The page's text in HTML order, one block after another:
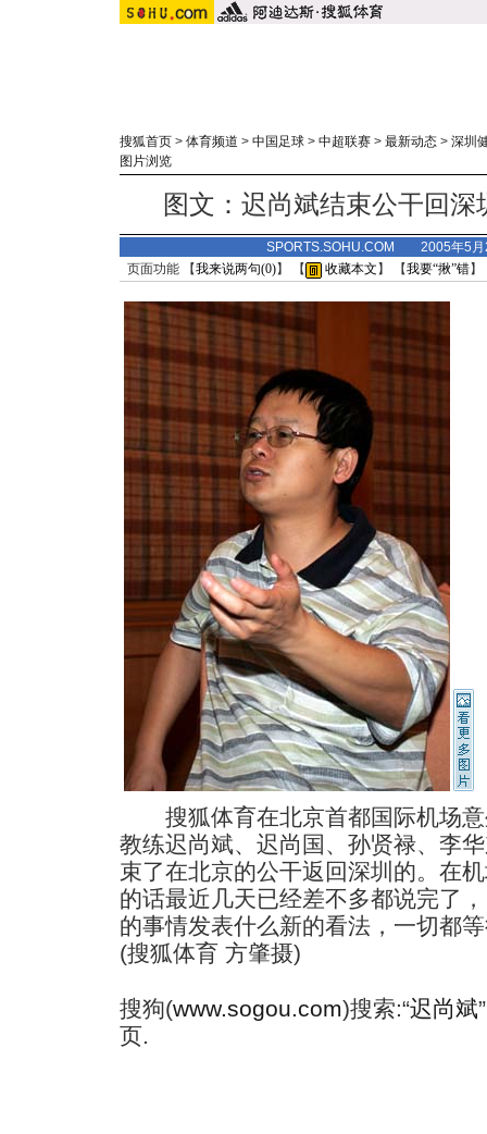
搜狐首页 > 体育频道 > 中国足球 > 中超联赛 > 最新动态 > 深圳
图片浏览
图文：迟尚斌结束公干回
SPORTS.SOHU.COM 2005年5
页面功能 【我来说两句(0)】 【 收藏本文 】 【我要“揪”错】
搜狐体育在北京首都国际机场意
教练迟尚斌、迟尚国、孙贤禄、李
束了在北京的公干返回深圳的。在
的话最近几天已经差不多都说完了
的事情发表什么新的看法，一切都
(搜狐体育 方肇摄)
搜狗(www.sogou.com)搜索:“迟尚斌
页.